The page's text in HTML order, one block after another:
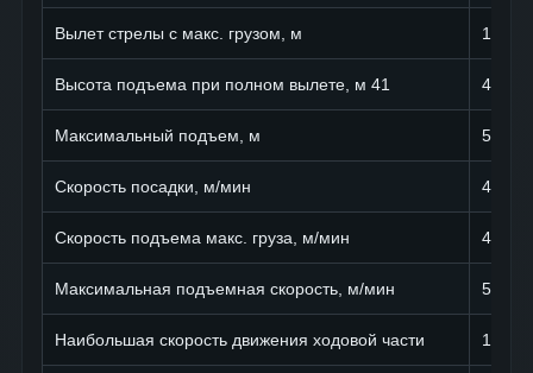
Вылет стрелы с макс. грузом, м 16,5
Высота подъема при полном вылете, м 41 41
Максимальный подъем, м 52
Скорость посадки, м/мин 4,8
Скорость подъема макс. груза, м/мин 40
Максимальная подъемная скорость, м/мин 58
Наибольшая скорость движения ходовой части 18